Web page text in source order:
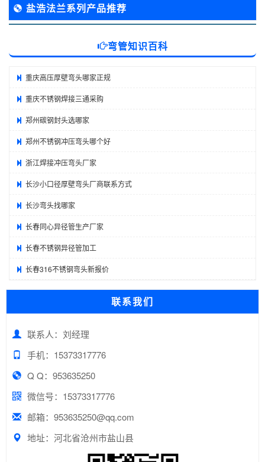
盐浩法兰系列产品推荐
弯管知识百科
重庆高压厚壁弯头哪家正规
重庆不锈钢焊接三通采购
郑州碳钢封头选哪家
郑州不锈钢冲压弯头哪个好
浙江焊接冲压弯头厂家
长沙小口径厚壁弯头厂商联系方式
长沙弯头找哪家
长春同心异径管生产厂家
长春不锈钢异径管加工
长春316不锈钢弯头新报价
联系我们
联系人：刘经理
手机：15373317776
Q Q：953635250
微信号：15373317776
邮箱：953635250@qq.com
地址：河北省沧州市盐山县